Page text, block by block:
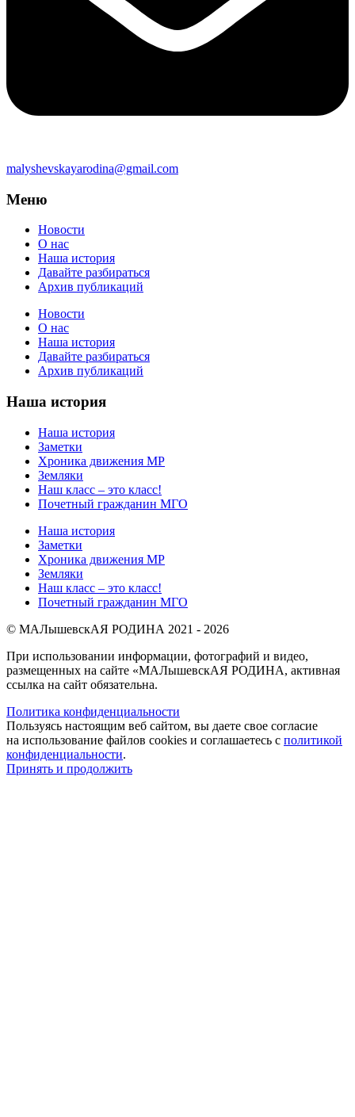
malyshevskayarodina@gmail.com
Меню
Новости
О нас
Наша история
Давайте разбираться
Архив публикаций
Новости
О нас
Наша история
Давайте разбираться
Архив публикаций
Наша история
Наша история
Заметки
Хроника движения МР
Земляки
Наш класс – это класс!
Почетный гражданин МГО
Наша история
Заметки
Хроника движения МР
Земляки
Наш класс – это класс!
Почетный гражданин МГО
© МАЛышевскАЯ РОДИНА 2021 - 2026
При использовании информации, фотографий и видео,
размещенных на сайте «МАЛышевскАЯ РОДИНА, активная
ссылка на сайт обязательна.
Политика конфиденциальности
Пользуясь настоящим веб сайтом, вы даете свое согласие
на использование файлов cookies и соглашаетесь с политикой
конфиденциальности.
Принять и продолжить